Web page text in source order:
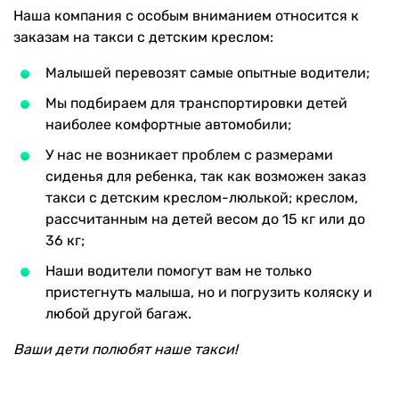
Наша компания с особым вниманием относится к
заказам на такси с детским креслом:
Малышей перевозят самые опытные водители;
Мы подбираем для транспортировки детей
наиболее комфортные автомобили;
У нас не возникает проблем с размерами
сиденья для ребенка, так как возможен заказ
такси с детским креслом-люлькой; креслом,
рассчитанным на детей весом до 15 кг или до
36 кг;
Наши водители помогут вам не только
пристегнуть малыша, но и погрузить коляску и
любой другой багаж.
Ваши дети полюбят наше такси!